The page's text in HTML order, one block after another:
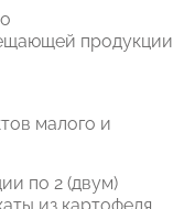
продукции
малого и
по 2 (двум)